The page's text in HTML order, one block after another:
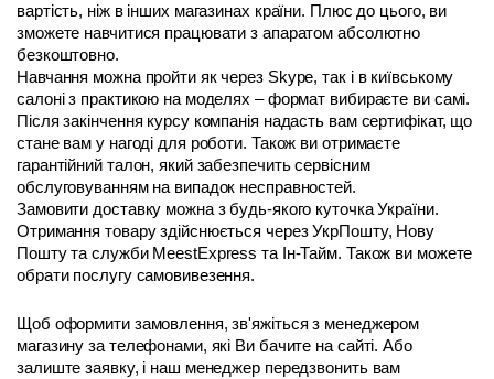
вартість, ніж в інших магазинах країни. Плюс до цього, ви
зможете навчитися працювати з апаратом абсолютно
безкоштовно.
Навчання можна пройти як через Skype, так і в київському
салоні з практикою на моделях – формат вибираєте ви самі.
Після закінчення курсу компанія надасть вам сертифікат, що
стане вам у нагоді для роботи. Також ви отримаєте
гарантійний талон, який забезпечить сервісним
обслуговуванням на випадок несправностей.
Замовити доставку можна з будь-якого куточка України.
Отримання товару здійснюється через УкрПошту, Нову
Пошту та служби MeestExpress та Ін-Тайм. Також ви можете
обрати послугу самовивезення.
Щоб оформити замовлення, зв'яжіться з менеджером
магазину за телефонами, які Ви бачите на сайті. Або
залиште заявку, і наш менеджер передзвонить вам